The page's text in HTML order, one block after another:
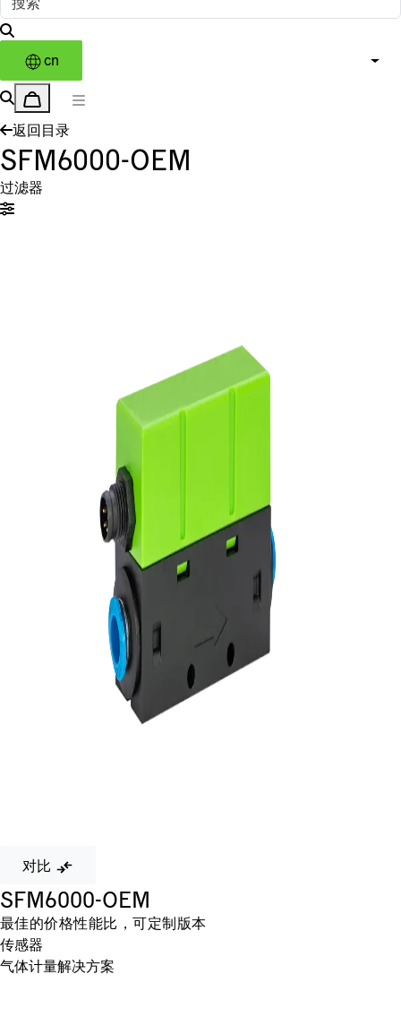
cn
返回目录
SFM6000-OEM
过滤器
对比
SFM6000-OEM
最佳的价格性能比，可定制版本
传感器
气体计量解决方案